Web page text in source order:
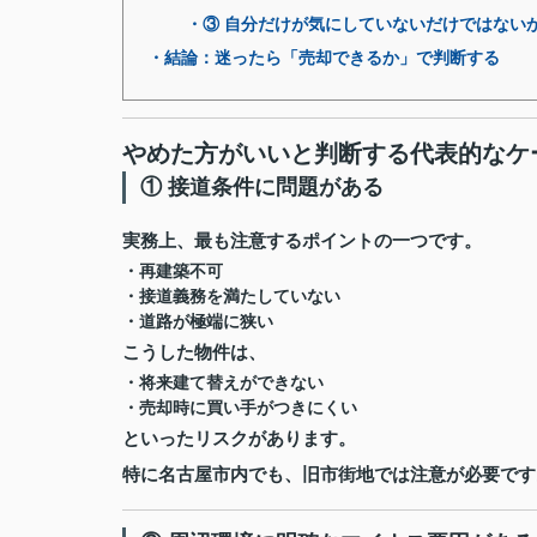
・③ 自分だけが気にしていないだけではない
・結論：迷ったら「売却できるか」で判断する
やめた方がいいと判断する代表的なケ
① 接道条件に問題がある
実務上、最も注意するポイントの一つです。
・再建築不可
・接道義務を満たしていない
・道路が極端に狭い
こうした物件は、
・将来建て替えができない
・売却時に買い手がつきにくい
といったリスクがあります。
特に名古屋市内でも、旧市街地では注意が必要です